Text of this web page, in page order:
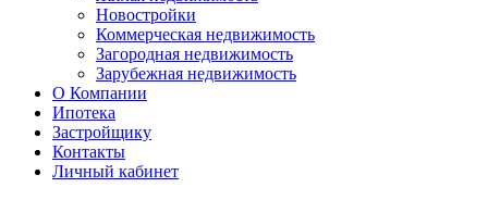
Новостройки
Коммерческая недвижимость
Загородная недвижимость
Зарубежная недвижимость
О Компании
Ипотека
Застройщику
Контакты
Личный кабинет